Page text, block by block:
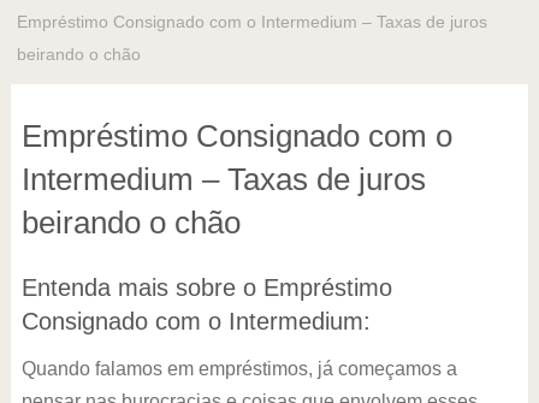
Empréstimo Consignado com o Intermedium – Taxas de juros
beirando o chão
Empréstimo Consignado com o
Intermedium – Taxas de juros
beirando o chão
Entenda mais sobre o Empréstimo
Consignado com o Intermedium:
Quando falamos em empréstimos, já começamos a